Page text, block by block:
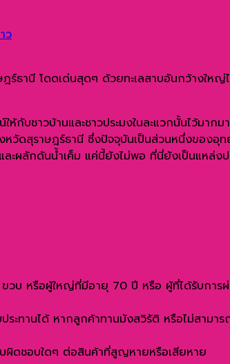
ว
ร์ธานี โดดเด่นสุดๆ ด้วยทะเลสาบอันกว้างให
บชาวบ้านและชาวประมงในละแวกนั้นไว้มาก
วัดสุราษฎร์ธานี ซึ่งปัจจุบันเป็นส่วนหนึ่งของอุ
ะผลักดันน้ำเค็ม แค่นี้ยังไม่พอ ที่นี่ยังเป็นแหล่
หรือผู้ใหญ่ที่มีอายุ 70 ปี หรือ ผู้ที่ได้รับการผ่า
ะทานได้ หากลูกค้าทานมังสวิรัติ หรือไม่สาม
บผิดชอบใดๆ ต่อสินค้าที่สูญหายหรือเสียหาย